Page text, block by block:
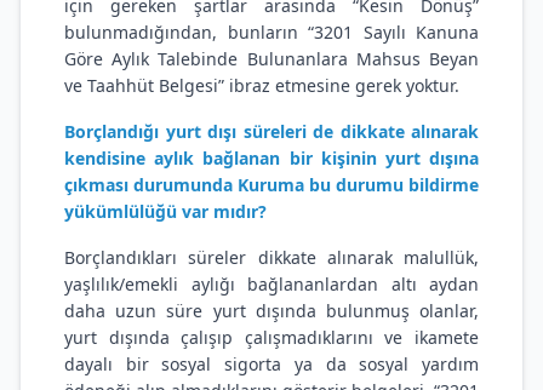
için gereken şartlar arasında “Kesin Dönüş”
bulunmadığından, bunların “3201 Sayılı Kanuna
Göre Aylık Talebinde Bulunanlara Mahsus Beyan
ve Taahhüt Belgesi” ibraz etmesine gerek yoktur.
Borçlandığı yurt dışı süreleri de dikkate alınarak
kendisine aylık bağlanan bir kişinin yurt dışına
çıkması durumunda Kuruma bu durumu bildirme
yükümlülüğü var mıdır?
Borçlandıkları süreler dikkate alınarak malullük,
yaşlılık/emekli aylığı bağlananlardan altı aydan
daha uzun süre yurt dışında bulunmuş olanlar,
yurt dışında çalışıp çalışmadıklarını ve ikamete
dayalı bir sosyal sigorta ya da sosyal yardım